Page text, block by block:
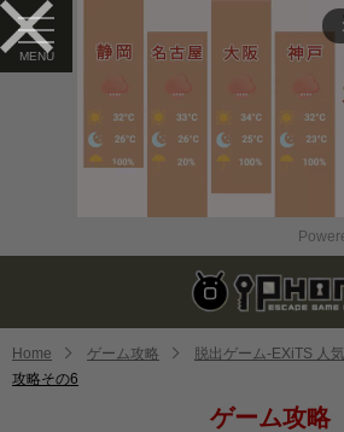
Home ゲーム攻略
脱出ゲーム-EXiTS 人
攻略その6
ゲーム攻略